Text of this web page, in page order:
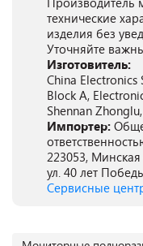
технические
изделия без
Уточняйте
Изготовитель:
China Electronics
Block A,
Shennan
Импортер:
223053,
ул. 40 лет
Сервисные